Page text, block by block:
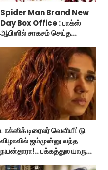
Spider Man Brand New
Day Box Office : பாக்ஸ்
ஆபிஸில் சாகசம் செய்த
டாக்ஸிக் டிரைலர் வெளியீட்டு
விழாவில் ஜம்முன்னு வந்த
நயன்தாரா!.. பக்கத்துல யாரு